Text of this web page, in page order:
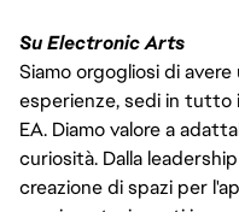
Su Electronic Arts
Siamo orgogliosi di
esperienze, sedi in
EA. Diamo valore a
curiosità. Dalla
creazione di spazi per